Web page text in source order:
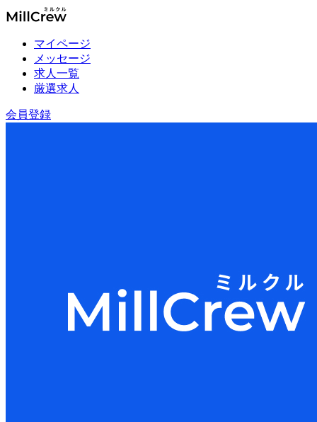
マイページ
メッセージ
求人一覧
厳選求人
会員登録